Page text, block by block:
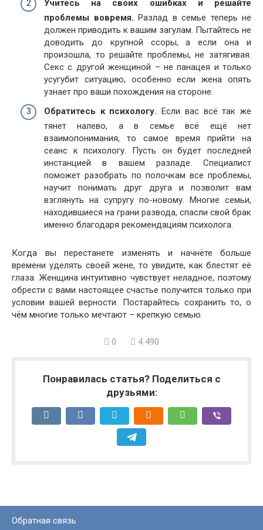
Учитесь на своих ошибках и решайте
проблемы вовремя. Разлад в семье теперь не
должен приводить к вашим загулам. Пытайтесь не
доводить до крупной ссоры, а если она и
произошла, то решайте проблемы, не затягивая.
Секс с другой женщиной – не панацея и только
усугубит ситуацию, особенно если жена опять
узнает про ваши похождения на стороне.
Обратитесь к психологу. Если вас всё так же
тянет налево, а в семье всё ещё нет
взаимопонимания, то самое время прийти на
сеанс к психологу. Пусть он будет последней
инстанцией в вашем разладе. Специалист
поможет разобрать по полочкам все проблемы,
научит понимать друг друга и позволит вам
взглянуть на супругу по-новому. Многие семьи,
находившиеся на грани развода, спасли свой брак
именно благодаря рекомендациям психолога.
Когда вы перестанете изменять и начнёте больше
времени уделять своей жене, то увидите, как блестят её
глаза. Женщина интуитивно чувствует неладное, поэтому
обрести с вами настоящее счастье получится только при
условии вашей верности. Постарайтесь сохранить то, о
чём многие только мечтают – крепкую семью.
0 4 490
Понравилась статья? Поделиться с
друзьями:
Обратная связь